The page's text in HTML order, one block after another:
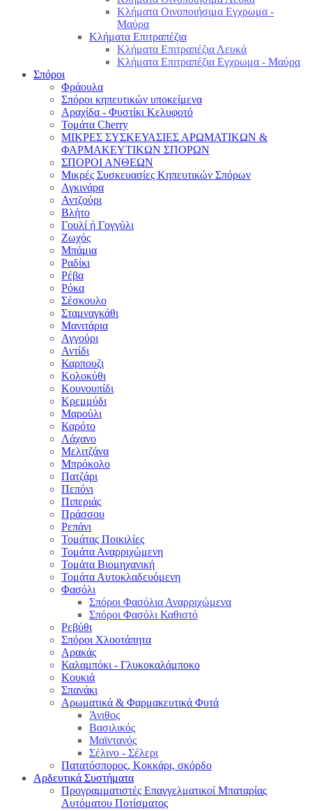
Κλήματα Οινοποιήσιμα Εγχρωμα -
Μαύρα
Κλήματα Επιτραπέζια
Κλήματα Επιτραπέζια Λευκά
Κλήματα Επιτραπέζια Εγχρωμα - Μαύρα
Σπόροι
Φράουλα
Σπόροι κηπευτικών υποκείμενα
Αραχίδα - Φυστίκι Κελυφοτό
Τομάτα Cherry
ΜΙΚΡΕΣ ΣΥΣΚΕΥΑΣΙΕΣ ΑΡΩΜΑΤΙΚΩΝ &
ΦΑΡΜΑΚΕΥΤΙΚΩΝ ΣΠΟΡΩΝ
ΣΠΟΡΟΙ ΑΝΘΕΩΝ
Μικρές Συσκευασίες Κηπευτικών Σπόρων
Αγκινάρα
Αντζούρι
Βλήτο
Γουλί ή Γογγύλι
Ζωχός
Μπάμια
Ραδίκι
Ρέβα
Ρόκα
Σέσκουλο
Σταμναγκάθι
Μανιτάρια
Αγγούρι
Αντίδι
Καρπουζι
Κολοκύθι
Κουνουπίδι
Κρεμμύδι
Μαρούλι
Καρότο
Λάχανο
Μελιτζάνα
Μπρόκολο
Πατζάρι
Πεπόνι
Πιπεριάς
Πράσσου
Ρεπάνι
Τομάτας Ποικιλίες
Τομάτα Αναρριχώμενη
Τομάτα Βιομηχανική
Τομάτα Αυτοκλαδευόμενη
Φασόλι
Σπόροι Φασόλια Αναρριχώμενα
Σπόροι Φασόλι Καθιστό
Ρεβύθι
Σπόροι Χλοοτάπητα
Αρακάς
Καλαμπόκι - Γλυκοκαλάμποκο
Κουκιά
Σπανάκι
Αρωματικά & Φαρμακευτικά Φυτά
Άνιθος
Βασιλικός
Μαϊντανός
Σέλινο - Σέλερι
Πατατόσπορος, Κοκκάρι, σκόρδο
Αρδευτικά Συστήματα
Προγραμματιστές Επαγγελματικοί Μπαταρίας
Αυτόματου Ποτίσματος